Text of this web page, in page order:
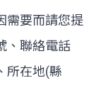
需要而請您提
、聯絡電話
所在地(縣